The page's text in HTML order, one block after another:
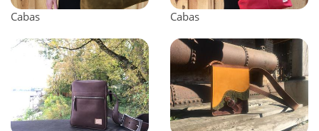
Cabas Cabas